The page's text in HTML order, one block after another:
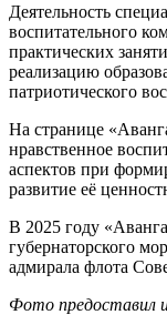
Деятельность
воспитательного
практических
реализацию
патриотического
На странице
нравственное
аспектов при
развитие её
В 2025 году
губернаторского
адмирала флота
Фото предоставил